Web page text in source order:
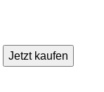
Jetzt kaufen